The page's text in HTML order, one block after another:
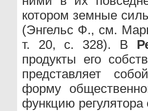
котором земные
(Энгельс Ф., см.
т. 20, с. 328). В
продукты его
представляет
форму
функцию регулятора